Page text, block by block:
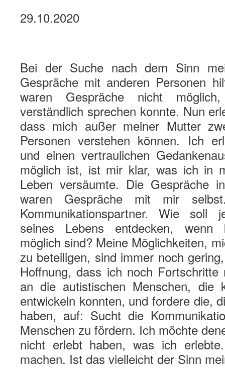
29.10.2020
Bei der Suche nach dem Sinn
Gespräche mit anderen Personen
waren Gespräche nicht
verständlich sprechen konnte. Nun
dass mich außer meiner Mutter
Personen verstehen können. Ich
und einen vertraulichen
möglich ist, ist mir klar, was ich in
Leben versäumte. Die Gespräche
waren Gespräche mit mir
Kommunikationspartner. Wie soll
seines Lebens entdecken, wenn
möglich sind? Meine Möglichkeiten,
zu beteiligen, sind immer noch
Hoffnung, dass ich noch
an die autistischen Menschen, die
entwickeln konnten, und fordere die,
haben, auf: Sucht die
Menschen zu fördern. Ich möchte
nicht erlebt haben, was ich
machen. Ist das vielleicht der Sinn